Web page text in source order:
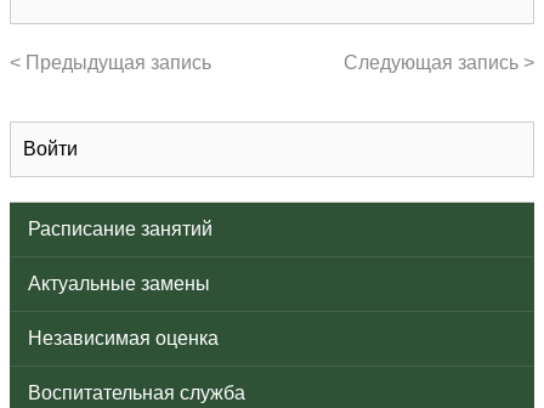
Войти
Расписание занятий
Актуальные замены
Независимая оценка
Воспитательная служба
< Предыдущая запись Следующая запись >